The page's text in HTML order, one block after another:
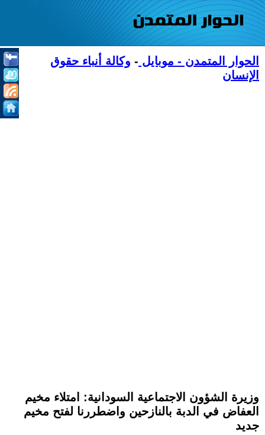
الحوار المتمدن - موبايل - وكالة أنباء حقوق
الإنسان
وزيرة الشؤون الاجتماعية السودانية: امتلاء مخيم
العفاض في الدبة بالنازحين واضطررنا لفتح مخيم
جديد